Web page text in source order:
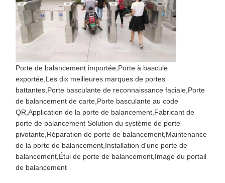
Porte de balancement importée, Porte à bascule
exportée, Les dix meilleures marques de portes
battantes, Porte basculante de reconnaissance faciale, Porte
de balancement de carte, Porte basculante au code
QR Application de la porte de balancement, Fabricant de
porte de balancement Solution du système de porte
pivotante, Réparation de porte de balancement, Maintenance
de la porte de balancement, Installation d'une porte de
balancement, Étui de porte de balancement, Image du portail
de balancement